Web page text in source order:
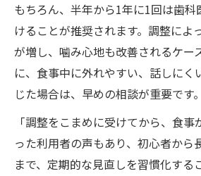
もちろん、半年から1年に1回は歯
けることが推奨されます。調整によ
が増し、噛み心地も改善されるケー
に、食事中に外れやすい、話しにく
じた場合は、早めの相談が重要です。
「調整をこまめに受けてから、食
った利用者の声もあり、初心者から
まで、定期的な見直しを習慣化する